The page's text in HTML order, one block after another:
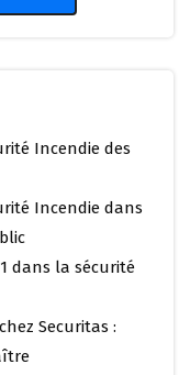
Incendie des
Incendie dans
dans la sécurité
Securitas :